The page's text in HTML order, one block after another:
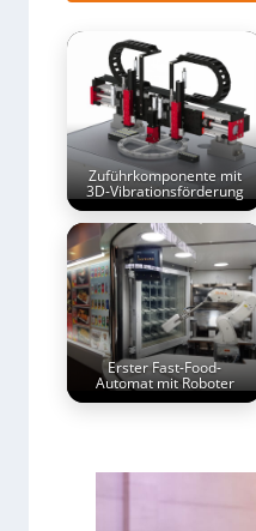
Zuführkomponente mit
3D-Vibrationsförderung
Erster Fast-Food-
Automat mit Roboter